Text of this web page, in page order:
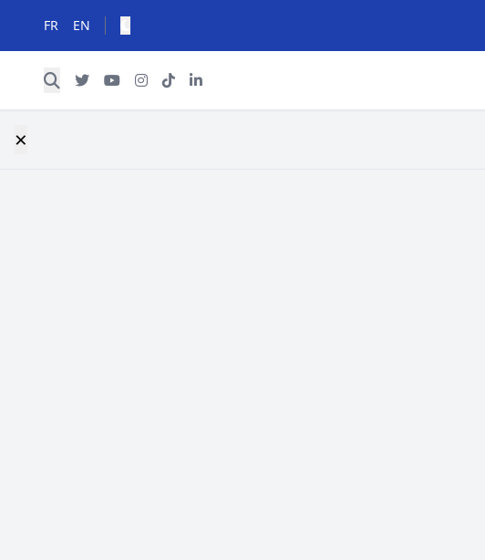
EN
FR
×